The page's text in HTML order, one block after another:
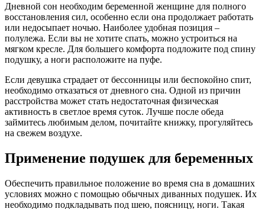
Дневной сон необходим беременной женщине для полного
восстановления сил, особенно если она продолжает работать
или недосыпает ночью. Наиболее удобная позиция –
полулежа. Если вы не хотите спать, можно устроиться на
мягком кресле. Для большего комфорта подложите под спину
подушку, а ноги расположите на пуфе.
Если девушка страдает от бессонницы или беспокойно спит,
необходимо отказаться от дневного сна. Одной из причин
расстройства может стать недостаточная физическая
активность в светлое время суток. Лучше после обеда
займитесь любимым делом, почитайте книжку, прогуляйтесь
на свежем воздухе.
Применение подушек для беременных
Обеспечить правильное положение во время сна в домашних
условиях можно с помощью обычных диванных подушек. Их
необходимо подкладывать под шею, поясницу, ноги. Такая